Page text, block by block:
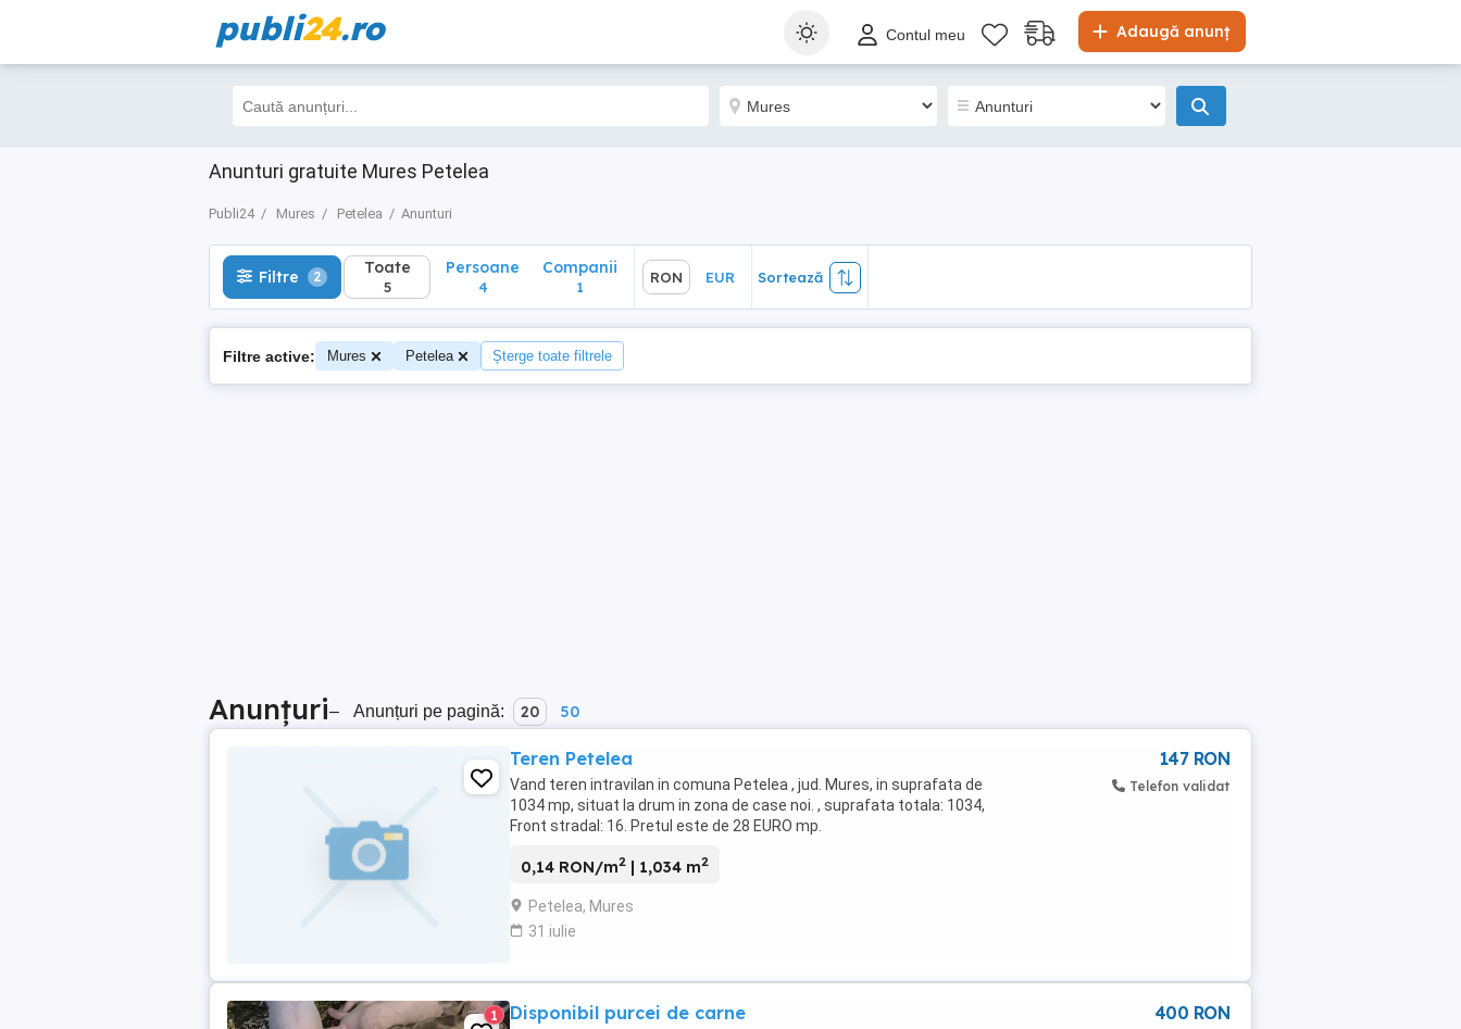
publi24.ro Adaugă anunț
Contul meu
Anunturi gratuite Mures Petelea
Publi24 Mures Petelea Anunturi
Filtre 2 Toate
5
Sortează
Filtre 2 Toate
5
Persoane
4
Companii
1
RON EUR Sortează
Filtre active: Mures Petelea Șterge toate filtrele
Anunțuri– Anunțuri pe pagină: 20 50
Teren Petelea
Vand teren intravilan in comuna Petelea , jud. Mures, in suprafata de
1034 mp, situat la drum in zona de case noi. , suprafata totala: 1034,
Front stradal: 16. Pretul este de 28 EURO mp.
0,14 RON/m2 | 1,034 m2
Petelea, Mures
31 iulie
147 RON
Telefon validat
1 Disponibil purcei de carne 400 RON